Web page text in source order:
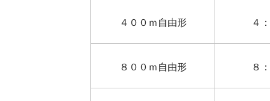
４００ｍ自由形 ４
８００ｍ自由形 ８